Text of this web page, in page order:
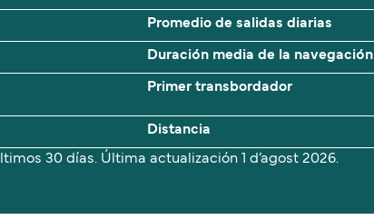
Promedio de salidas diarias
Duración media de la navegación
Primer transbordador
Distancia
30 días. Última actualización 1 d’agost 2026.